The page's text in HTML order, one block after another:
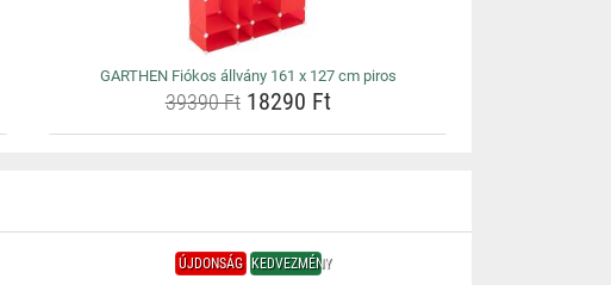
GARTHEN Fiókos állvány 161 x 127 cm piros
39390 Ft18290 Ft
ÚJDONSÁG KEDVEZMÉNY